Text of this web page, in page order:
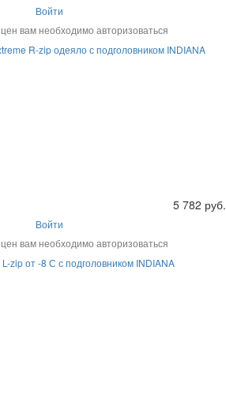
Войти
вам необходимо авторизоваться
R-zip одеяло с подголовником INDIANA
5 782 руб.
Войти
вам необходимо авторизоваться
zip от -8 С с подголовником INDIANA